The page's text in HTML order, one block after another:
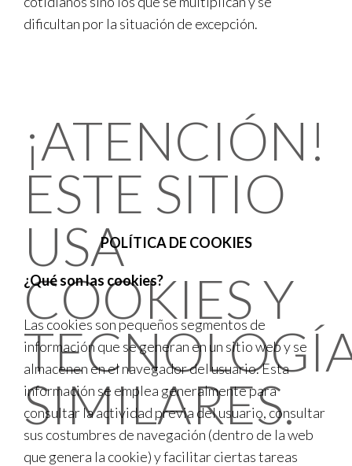
dificultan por la situación de excepción.
¡ATENCIÓN!
ESTE SITIO
USA
COOKIES Y
SIMILARES.
POLÍTICA DE COOKIES
¿Qué son las cookies?
Las cookies son pequeños segmentos de
información que se generan en un sitio web y se
almacenen en el navegador del usuario. Esta
información se emplea generalmente para
consultar la actividad previa del usuario, consultar
sus costumbres de navegación (dentro de la web
que genera la cookie) y facilitar ciertas tareas